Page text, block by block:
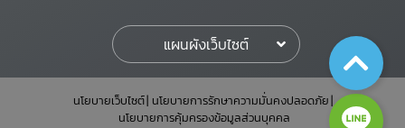
แผนผังเว็บไซต์
นโยบายเว็บไซต์ นโยบายการรักษาความมั่นคงปลอดภัย
นโยบายการคุ้มครองข้อมูลส่วนบุคคล